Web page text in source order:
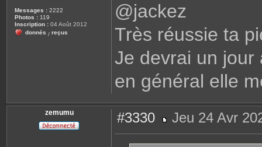
Messages : 2222
Photos : 119
Inscription : 04 Août 2012
donnés / reçus
a
e
@jackez
Très réussie ta
Je devrai un jour
en général elle
zemumu #3330
e
Jeu 24 Avr